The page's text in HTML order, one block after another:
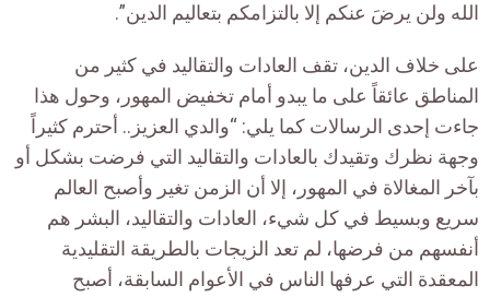
الله ولن يرضَ عنكم إلا بالتزامكم بتعاليم الدين”.
على خلاف الدين، تقف العادات والتقاليد في كثير من
المناطق عائقاً على ما يبدو أمام تخفيض المهور، وحول هذا
جاءت إحدى الرسالات كما يلي: “والدي العزيز.. أحترم كثيراً
وجهة نظرك وتقيدك بالعادات والتقاليد التي فرضت بشكل أو
بآخر المغالاة في المهور، إلا أن الزمن تغير وأصبح العالم
سريع وبسيط في كل شيء، العادات والتقاليد، البشر هم
أنفسهم من فرضها، لم تعد الزيجات بالطريقة التقليدية
المعقدة التي عرفها الناس في الأعوام السابقة، أصبح